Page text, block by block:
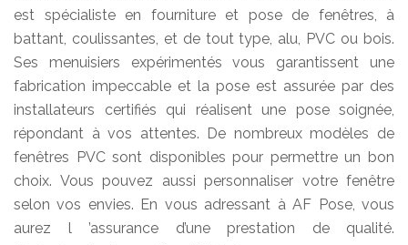
est spécialiste en fourniture et pose de fenêtres, à
battant, coulissantes, et de tout type, alu, PVC ou bois.
Ses menuisiers expérimentés vous garantissent une
fabrication impeccable et la pose est assurée par des
installateurs certifiés qui réalisent une pose soignée,
répondant à vos attentes. De nombreux modèles de
fenêtres PVC sont disponibles pour permettre un bon
choix. Vous pouvez aussi personnaliser votre fenêtre
selon vos envies. En vous adressant à AF Pose, vous
aurez l ’assurance d’une prestation de qualité.